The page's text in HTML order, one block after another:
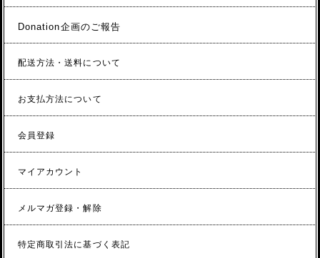
Donation企画のご報告
配送方法・送料について
お支払方法について
会員登録
マイアカウント
メルマガ登録・解除
特定商取引法に基づく表記